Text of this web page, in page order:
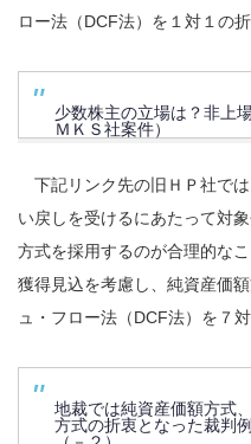
ロー法（DCF法）を１対１の
少数株主の立場は？非上
ＭＫＳ社案件）
下記リンク先の旧ＨＰ社で
い戻しを受けるにあたって対
方式を採用するのが合理的な
獲得見込を考慮し、純資産価
ュ・フロー法（DCF法）を７
地裁では純資産価額方式
方式の折衷となった裁判